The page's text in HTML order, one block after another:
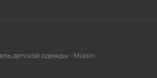
детской одежды - Miasin